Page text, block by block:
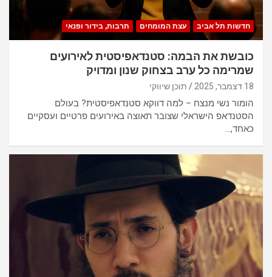
חדשות תל אביב עצת המומחים תרבות, בידור ופנאי
כובשת את הבמה: סטנדאפיסטית לאירועים
שמרימה כל ערב בצחוק שנון ומדויק
18 דצמבר, 2025 תוכן שיווקי
הומור נשי מנצח – למה דווקא סטנדאפיסטית? בעולם
הסטנדאפ הישראלי שצובר תאוצה באירועים פרטיים ועסקיים
כאחד,…